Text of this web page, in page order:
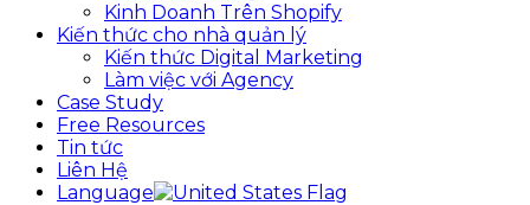
Kinh Doanh Trên Shopify
Kiến thức cho nhà quản lý
Kiến thức Digital Marketing
Làm việc với Agency
Case Study
Free Resources
Tin tức
Liên Hệ
Language